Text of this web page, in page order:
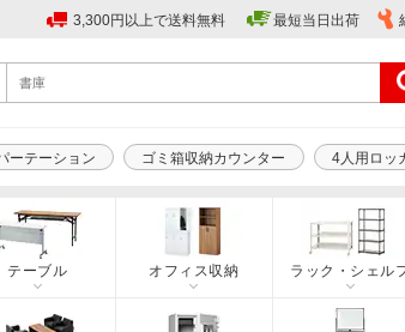
3,300円以上で送料無料 最短当日出荷
ーテーション ゴミ箱収納カウンター 4人用ロッ
テーブル オフィス収納 ラック・シェル